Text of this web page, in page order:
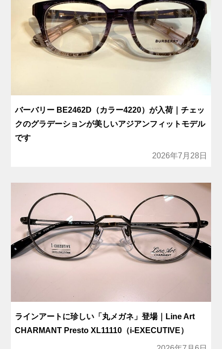
バーバリー BE2462D（カラー4220）が入荷｜チェッ
クのグラデーションが美しいアジアンフィットモデル
です
2026年7月28日
ラインアートに珍しい「丸メガネ」登場｜Line Art
CHARMANT Presto XL11110（i-EXECUTIVE）